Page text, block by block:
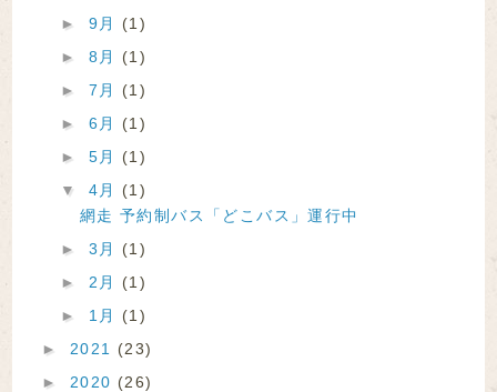
► 9月 (1)
► 8月 (1)
► 7月 (1)
► 6月 (1)
► 5月 (1)
▼ 4月 (1)
網走 予約制バス「どこバス」運行中
► 3月 (1)
► 2月 (1)
► 1月 (1)
► 2021 (23)
► 2020 (26)